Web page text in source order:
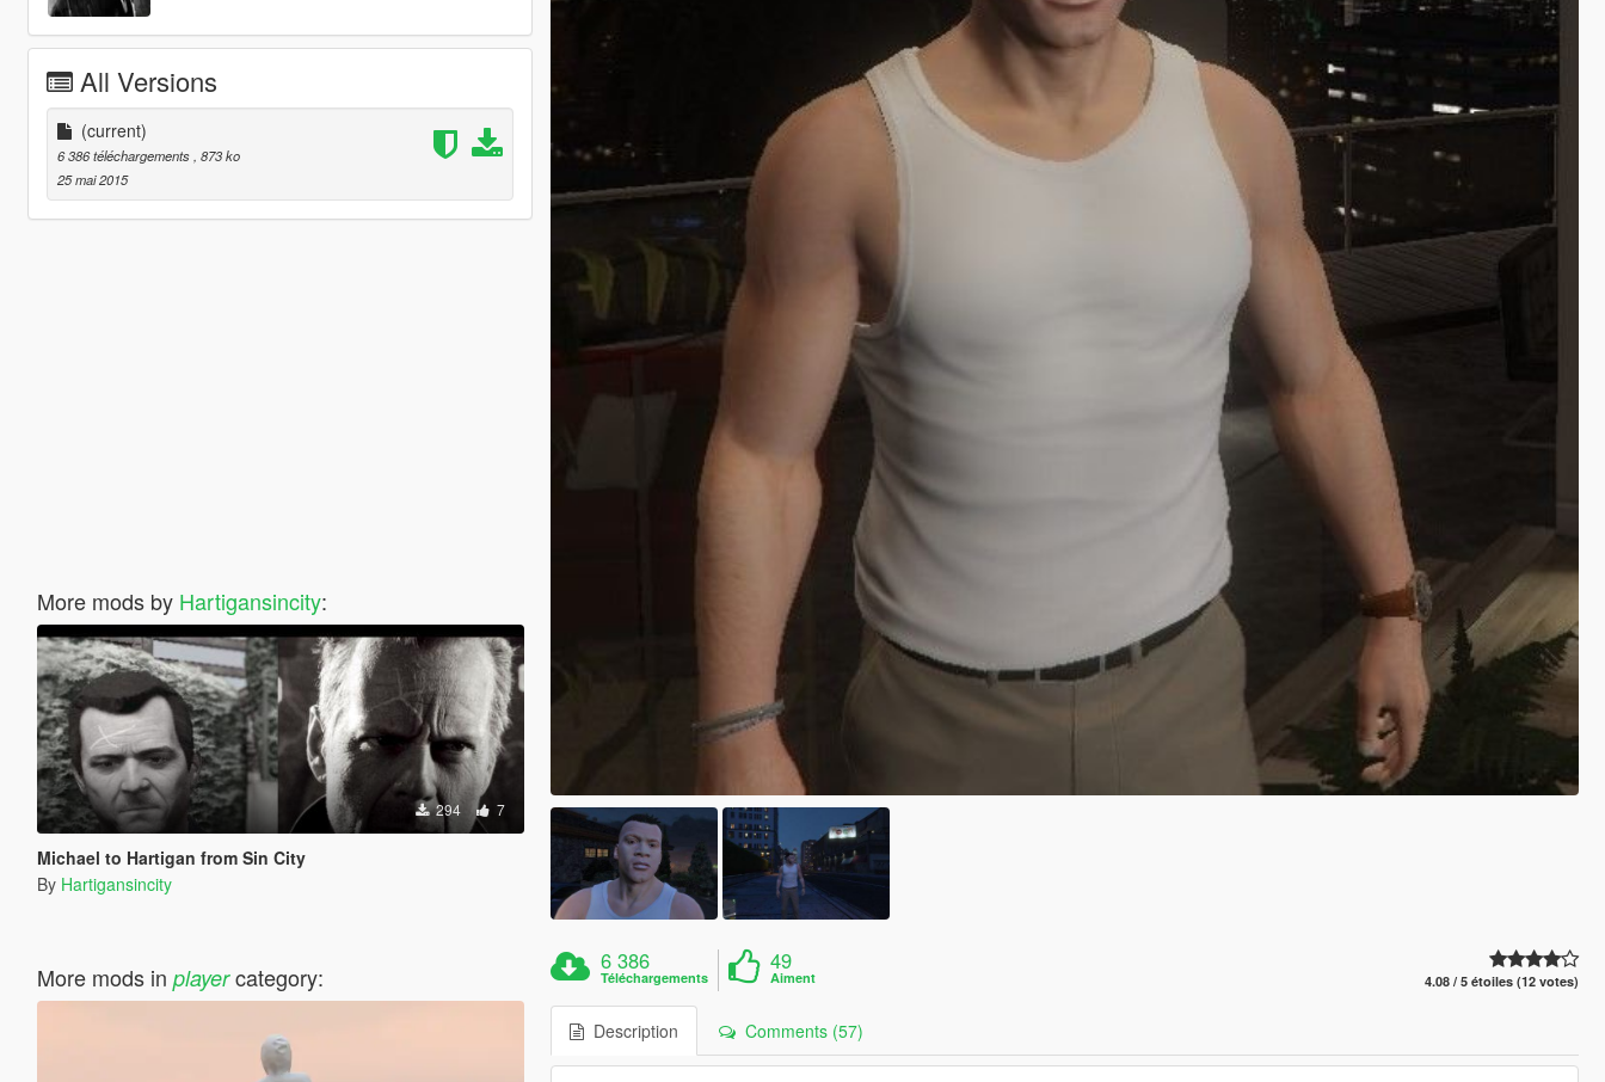
All Versions
(current)
6 386 téléchargements , 873 ko
25 mai 2015
More mods by Hartigansincity:
294 7
Michael to Hartigan from Sin City
By Hartigansincity
More mods in playercategory:
6 386
Téléchargements
49
Aiment 4.08 / 5 étoiles (12 votes)
Description Comments (57)